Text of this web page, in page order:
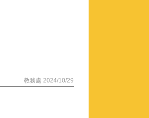
教務處 2024/10/29